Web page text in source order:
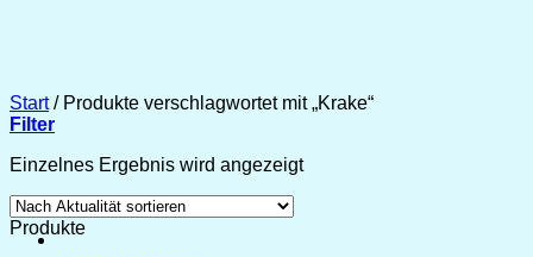
Start /Produkte verschlagwortet mit „Krake“
Filter
Einzelnes Ergebnis wird angezeigt
Produkte